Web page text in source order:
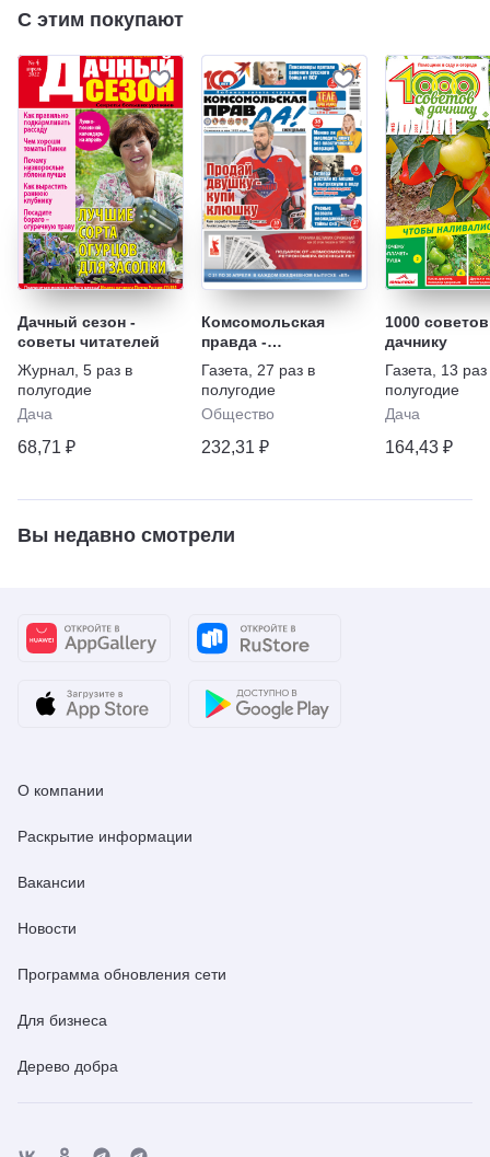
С этим покупают
Дачный сезон -
советы читателей
Журнал 5 раз в
полугодие
Дача
68,71 ₽
Комсомольская
правда -
Еженедельник с
"Телепрограммой"
Газета
27 раз в
полугодие
Общество
232,31 ₽
1000 советов
дачнику
Газета
13 раз
полугодие
Дача
164,43 ₽
Вы недавно смотрели
О компании
Раскрытие информации
Вакансии
Новости
Программа обновления сети
Для бизнеса
Дерево добра